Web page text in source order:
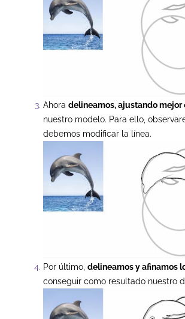
Ahora delineamos, ajustando mejor
nuestro modelo. Para ello,
debemos modificar la línea.
Por último, delineamos y afinamos
conseguir como resultado nuestro